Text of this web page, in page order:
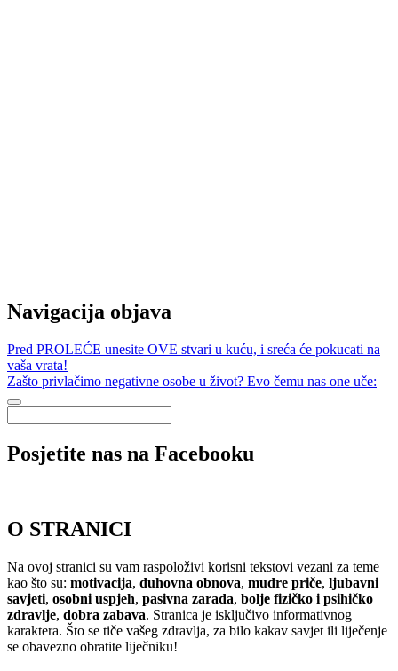
Navigacija objava
Pred PROLEĆE unesite OVE stvari u kuću, i sreća će pokucati na
vaša vrata!
Zašto privlačimo negativne osobe u život? Evo čemu nas one uče:
Posjetite nas na Facebooku
O STRANICI
Na ovoj stranici su vam raspoloživi korisni tekstovi vezani za teme
kao što su: motivacija, duhovna obnova, mudre priče, ljubavni
savjeti, osobni uspjeh, pasivna zarada, bolje fizičko i psihičko
zdravlje, dobra zabava. Stranica je isključivo informativnog
karaktera. Što se tiče vašeg zdravlja, za bilo kakav savjet ili liječenje
se obavezno obratite liječniku!